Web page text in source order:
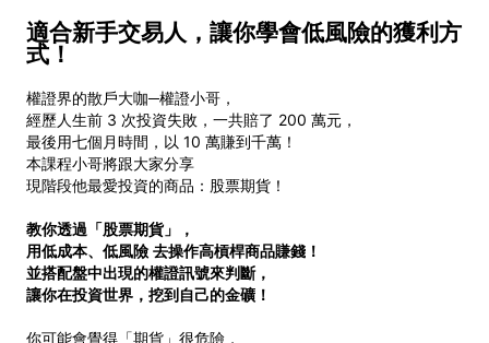
適合新手交易人，讓你學會低風險的獲利方
式！
權證界的散戶大咖─權證小哥，
經歷人生前 3 次投資失敗，一共賠了 200 萬元，
最後用七個月時間，以 10 萬賺到千萬！
本課程小哥將跟大家分享
現階段他最愛投資的商品：股票期貨！
教你透過「股票期貨」，
用低成本、低風險 去操作高槓桿商品賺錢！
並搭配盤中出現的權證訊號來判斷，
讓你在投資世界，挖到自己的金礦！
你可能會覺得「期貨」很危險，